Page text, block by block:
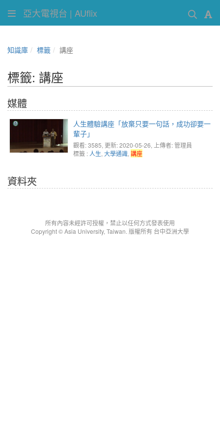
亞大電視台 | AUflix
知識庫 標籤 講座
標籤: 講座
媒體
人生體驗講座「放棄只要一句話，成功卻要一
輩子」
觀看: 3585, 更新: 2020-05-26, 上傳者: 管理員
標籤 : 人生, 大學通識, 講座
資料夾
所有內容未經許可授權，禁止以任何方式發表使用
Copyright © Asia University, Taiwan. 版權所有 台中亞洲大學